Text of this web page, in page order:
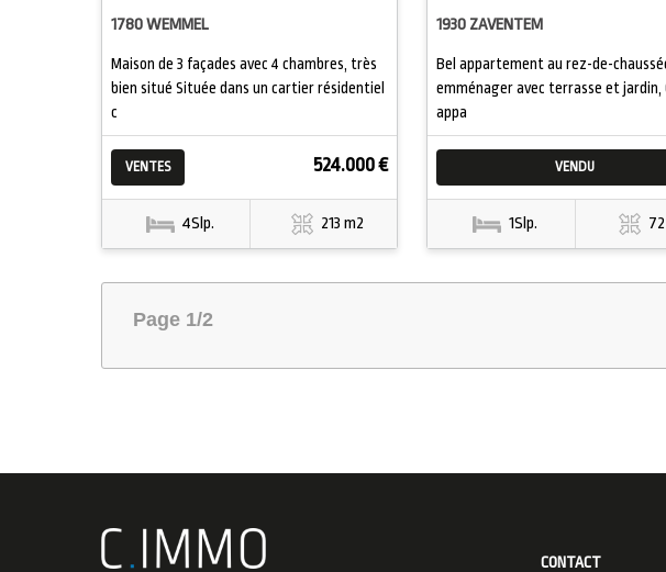
1780 WEMMEL
Maison de 3 façades avec 4 chambres, très
bien situé Située dans un cartier résidentiel
c
VENTES 524.000 €
4Slp. 213 m2
1930 ZAVENTEM
Bel appartement au rez-de-
emménager avec terrasse et jardin,
appa
VENDU
1Slp.
Page 1/2
CONTACT